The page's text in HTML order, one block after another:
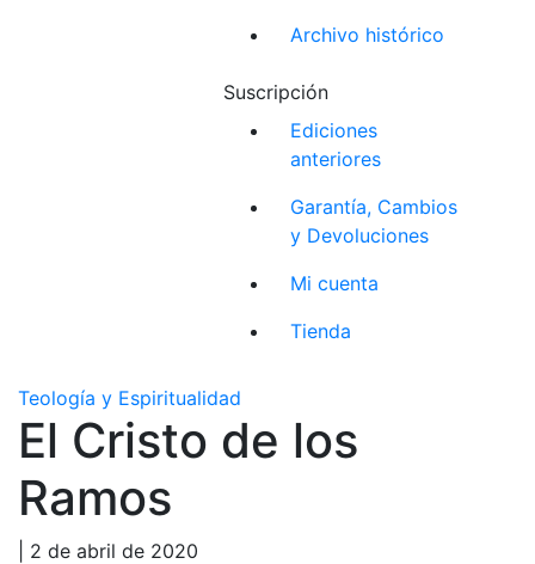
Archivo histórico
Suscripción
Ediciones
anteriores
Garantía, Cambios
y Devoluciones
Mi cuenta
Tienda
Teología y Espiritualidad
El Cristo de los
Ramos
| 2 de abril de 2020